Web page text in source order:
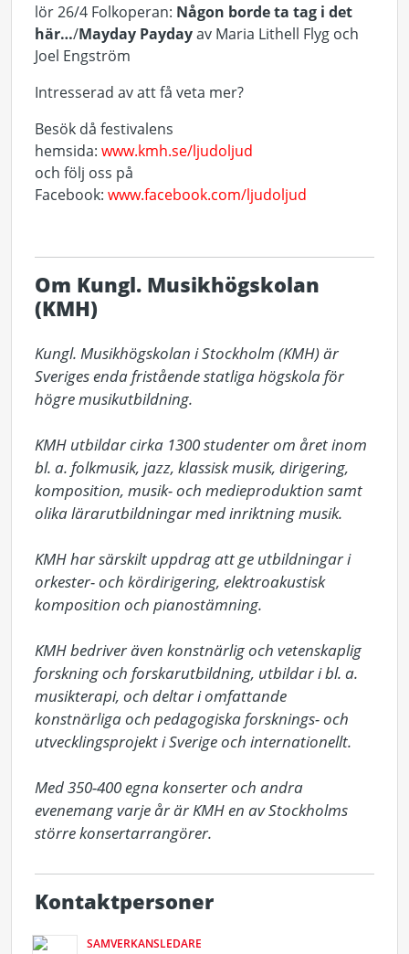
lör 26/4 Folkoperan: Någon borde ta tag i det
här…/Mayday Paydayav Maria Lithell Flyg och
Joel Engström
Intresserad av att få veta mer?
Besök då festivalens
hemsida: www.kmh.se/ljudoljud
och följ oss på
Facebook: www.facebook.com/ljudoljud
Om Kungl. Musikhögskolan
(KMH)
Kungl. Musikhögskolan i Stockholm (KMH) är
Sveriges enda fristående statliga högskola för
högre musikutbildning.
KMH utbildar cirka 1300 studenter om året inom
bl. a. folkmusik, jazz, klassisk musik, dirigering,
komposition, musik- och medieproduktion samt
olika lärarutbildningar med inriktning musik.
KMH har särskilt uppdrag att ge utbildningar i
orkester- och kördirigering, elektroakustisk
komposition och pianostämning.
KMH bedriver även konstnärlig och vetenskaplig
forskning och forskarutbildning, utbildar i bl. a.
musikterapi, och deltar i omfattande
konstnärliga och pedagogiska forsknings- och
utvecklingsprojekt i Sverige och internationellt.
Med 350-400 egna konserter och andra
evenemang varje år är KMH en av Stockholms
större konsertarrangörer.
Kontaktpersoner
SAMVERKANSLEDARE